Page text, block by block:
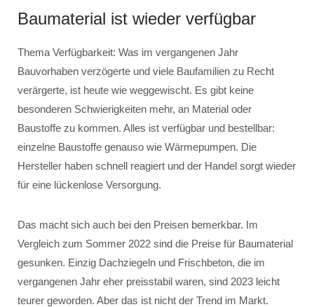
Baumaterial ist wieder verfügbar
Thema Verfügbarkeit: Was im vergangenen Jahr
Bauvorhaben verzögerte und viele Baufamilien zu Recht
verärgerte, ist heute wie weggewischt. Es gibt keine
besonderen Schwierigkeiten mehr, an Material oder
Baustoffe zu kommen. Alles ist verfügbar und bestellbar:
einzelne Baustoffe genauso wie Wärmepumpen. Die
Hersteller haben schnell reagiert und der Handel sorgt wieder
für eine lückenlose Versorgung.
Das macht sich auch bei den Preisen bemerkbar. Im
Vergleich zum Sommer 2022 sind die Preise für Baumaterial
gesunken. Einzig Dachziegeln und Frischbeton, die im
vergangenen Jahr eher preisstabil waren, sind 2023 leicht
teurer geworden. Aber das ist nicht der Trend im Markt.